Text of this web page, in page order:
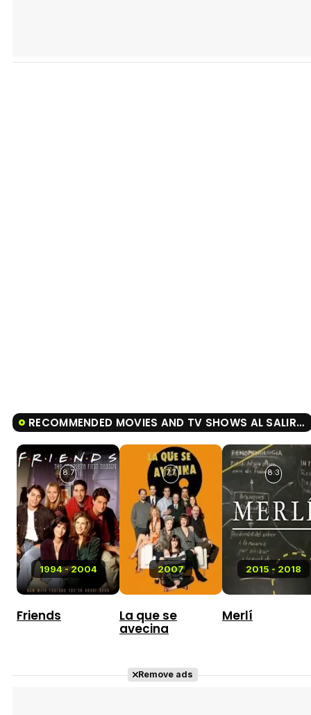
RECOMMENDED MOVIES AND TV SHOWS AL SALIR DE CLASE
1994 - 2004
8.7
Friends
2007
7.7
La que se
avecina
2015 - 2018
8.3
Merlí
Remove ads